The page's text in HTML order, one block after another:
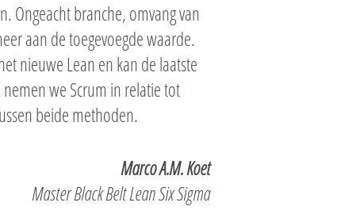
Ongeacht branche, omvang van
aan de toegevoegde waarde.
nieuwe Lean en kan de laatste
we Scrum in relatie tot
beide methoden.
Marco A.M. Koet
Master Black Belt Lean Six Sigma